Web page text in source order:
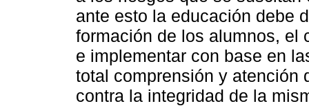
ante esto la educación debe
formación de los alumnos, el
e implementar con base en
total comprensión y atención
contra la integridad de la